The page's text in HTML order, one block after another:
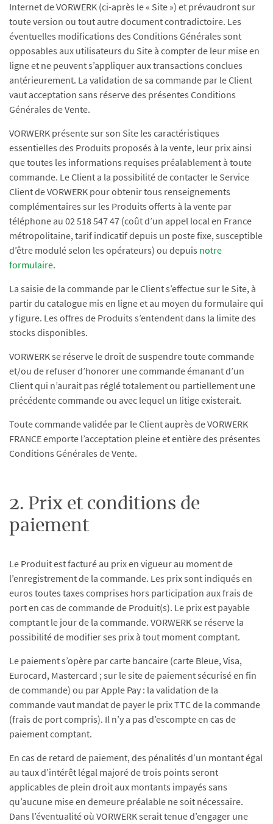
Internet de VORWERK (ci-après le « Site ») et prévaudront sur
toute version ou tout autre document contradictoire. Les
éventuelles modifications des Conditions Générales sont
opposables aux utilisateurs du Site à compter de leur mise en
ligne et ne peuvent s’appliquer aux transactions conclues
antérieurement. La validation de sa commande par le Client
vaut acceptation sans réserve des présentes Conditions
Générales de Vente.
VORWERK présente sur son Site les caractéristiques
essentielles des Produits proposés à la vente, leur prix ainsi
que toutes les informations requises préalablement à toute
commande. Le Client a la possibilité de contacter le Service
Client de VORWERK pour obtenir tous renseignements
complémentaires sur les Produits offerts à la vente par
téléphone au 02 518 547 47 (coût d’un appel local en France
métropolitaine, tarif indicatif depuis un poste fixe, susceptible
d’être modulé selon les opérateurs) ou depuis notre
formulaire.
La saisie de la commande par le Client s’effectue sur le Site, à
partir du catalogue mis en ligne et au moyen du formulaire qui
y figure. Les offres de Produits s’entendent dans la limite des
stocks disponibles.
VORWERK se réserve le droit de suspendre toute commande
et/ou de refuser d’honorer une commande émanant d’un
Client qui n’aurait pas réglé totalement ou partiellement une
précédente commande ou avec lequel un litige existerait.
Toute commande validée par le Client auprès de VORWERK
FRANCE emporte l’acceptation pleine et entière des présentes
Conditions Générales de Vente.
2. Prix et conditions de
paiement
Le Produit est facturé au prix en vigueur au moment de
l’enregistrement de la commande. Les prix sont indiqués en
euros toutes taxes comprises hors participation aux frais de
port en cas de commande de Produit(s). Le prix est payable
comptant le jour de la commande. VORWERK se réserve la
possibilité de modifier ses prix à tout moment comptant.
Le paiement s’opère par carte bancaire (carte Bleue, Visa,
Eurocard, Mastercard ; sur le site de paiement sécurisé en fin
de commande) ou par Apple Pay : la validation de la
commande vaut mandat de payer le prix TTC de la commande
(frais de port compris). Il n’y a pas d’escompte en cas de
paiement comptant.
En cas de retard de paiement, des pénalités d’un montant égal
au taux d’intérêt légal majoré de trois points seront
applicables de plein droit aux montants impayés sans
qu’aucune mise en demeure préalable ne soit nécessaire.
Dans l’éventualité où VORWERK serait tenue d’engager une